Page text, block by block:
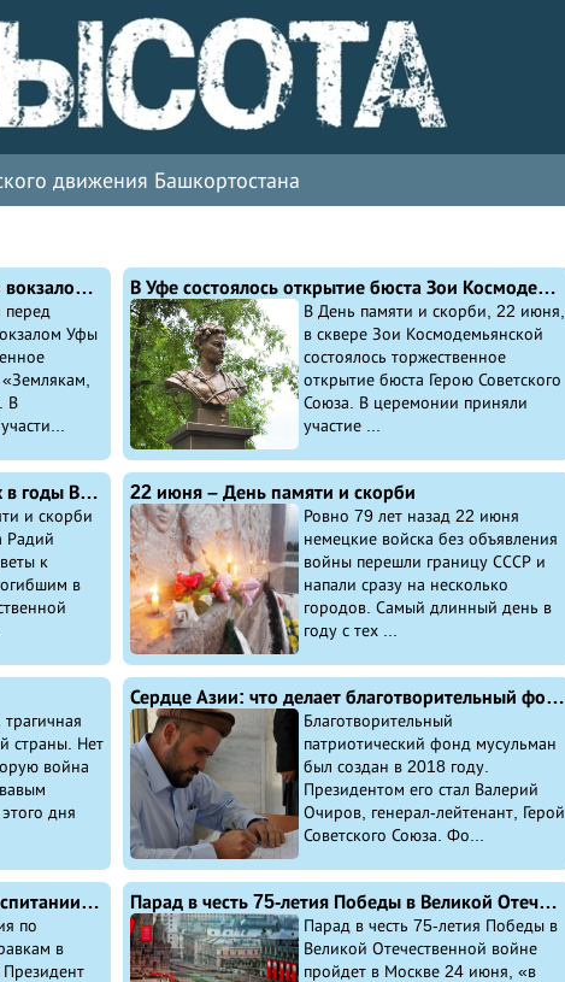
движения Башкортостана
На площади перед железнодорожным вокзалом Уфа состоялось открытие памятника «Землякам, ушедшим на фронт»​
Уфы
В
В Уфе состоялось открытие бюста Зои Космодемьянской
В День памяти и скорби, 22 июня,
в сквере Зои Космодемьянской
состоялось торжественное
открытие бюста Герою Советского
Союза. В церемонии приняли
участие ...
Радий Хабиров почтил память павших в годы Великой Отечественной войны
и скорби
Радий
к
в
22 июня – День памяти и скорби
Ровно 79 лет назад 22 июня
немецкие войска без объявления
войны перешли границу СССР и
напали сразу на несколько
городов. Самый длинный день в
году с тех ...
страны. Нет
война
дня
Сердце Азии: что делает благотворительный фонд из Татарстана в Афганистане
Благотворительный
патриотический фонд мусульман
был создан в 2018 году.
Президентом его стал Валерий
Очиров, генерал-лейтенант, Герой
Советского Союза. Фо...
Владимир Путин о патриотическом воспитании детей и уважении к «героям Отечества». По требованию Президента это будут изучать в школе!
по
в
Парад в честь 75-летия Победы в Великой Отечественной войне пройдет в Москве 24 июня
Парад в честь 75-летия Победы в
Великой Отечественной войне
пройдет в Москве 24 июня, «в